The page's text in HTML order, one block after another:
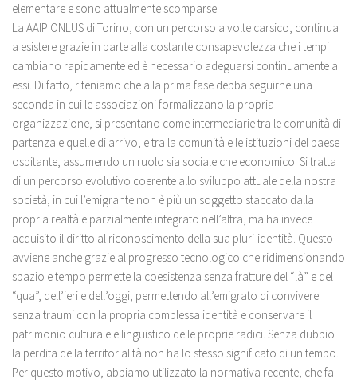
elementare e sono attualmente scomparse.
La AAIP ONLUS di Torino, con un percorso a volte carsico, continua
a esistere grazie in parte alla costante consapevolezza che i tempi
cambiano rapidamente ed è necessario adeguarsi continuamente a
essi. Di fatto, riteniamo che alla prima fase debba seguirne una
seconda in cui le associazioni formalizzano la propria
organizzazione, si presentano come intermediarie tra le comunità di
partenza e quelle di arrivo, e tra la comunità e le istituzioni del paese
ospitante, assumendo un ruolo sia sociale che economico. Si tratta
di un percorso evolutivo coerente allo sviluppo attuale della nostra
società, in cui l’emigrante non è più un soggetto staccato dalla
propria realtà e parzialmente integrato nell’altra, ma ha invece
acquisito il diritto al riconoscimento della sua pluri-identità. Questo
avviene anche grazie al progresso tecnologico che ridimensionando
spazio e tempo permette la coesistenza senza fratture del “là” e del
“qua”, dell’ieri e dell’oggi, permettendo all’emigrato di convivere
senza traumi con la propria complessa identità e conservare il
patrimonio culturale e linguistico delle proprie radici. Senza dubbio
la perdita della territorialità non ha lo stesso significato di un tempo.
Per questo motivo, abbiamo utilizzato la normativa recente, che fa